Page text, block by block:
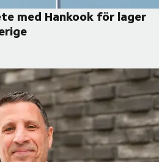
med Hankook för lager
Hankook för lager och distribution